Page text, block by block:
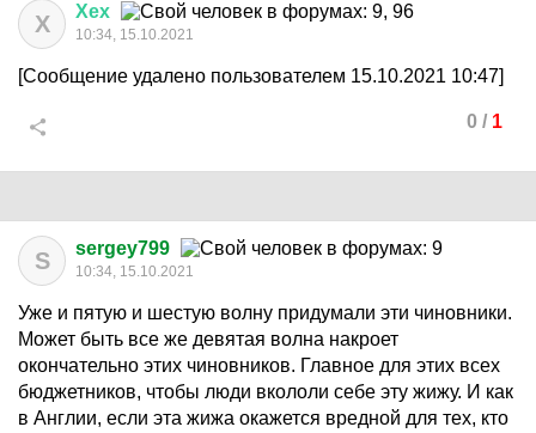
Х Хех
10:34, 15.10.2021
[Сообщение удалено пользователем 15.10.2021 10:47]
0 / 1
S sergey799
10:34, 15.10.2021
Уже и пятую и шестую волну придумали эти чиновники.
Может быть все же девятая волна накроет
окончательно этих чиновников. Главное для этих всех
бюджетников, чтобы люди вкололи себе эту жижу. И как
в Англии, если эта жижа окажется вредной для тех, кто